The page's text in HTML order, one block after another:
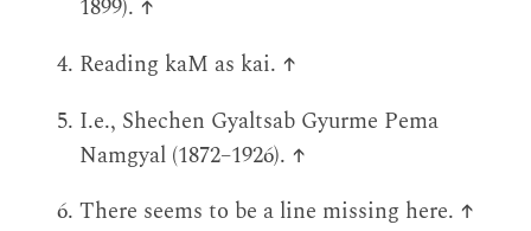
1899). ↑
Reading kaM as kai. ↑
I.e., Shechen Gyaltsab Gyurme Pema
Namgyal (1872–1926). ↑
There seems to be a line missing here. ↑